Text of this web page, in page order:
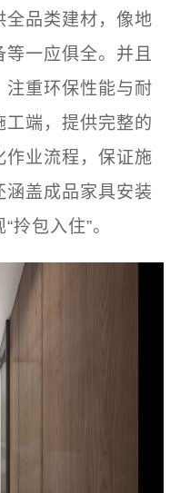
全品类建材，像地
一应俱全。并且
注重环保性能与耐
工端，提供完整的
作业流程，保证施
涵盖成品家具安装
拎包入住”。